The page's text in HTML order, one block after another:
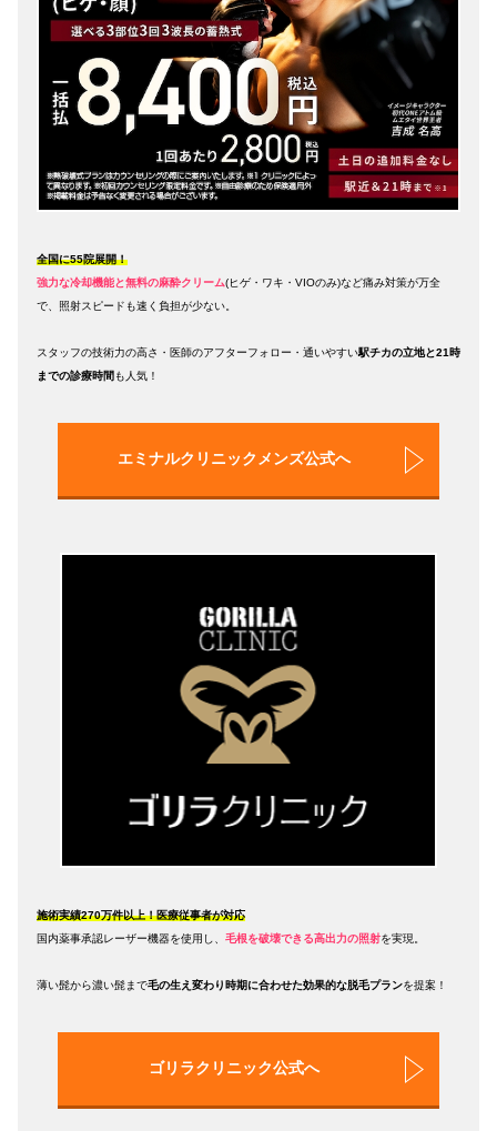
全国に55院展開！
強力な冷却機能と無料の麻酔クリーム(ヒゲ・ワキ・VIOのみ)など痛み対策が万全
で、照射スピードも速く負担が少ない。
スタッフの技術力の高さ・医師のアフターフォロー・通いやすい駅チカの立地と21時
までの診療時間 も人気！
エミナルクリニックメンズ公式へ
施術実績270万件以上！医療従事者が対応
国内薬事承認レーザー機器を使用し、 毛根を破壊できる高出力の照射を実現。
薄い髭から濃い髭まで毛の生え変わり時期に合わせた効果的な脱毛プランを提案！
ゴリラクリニック公式へ